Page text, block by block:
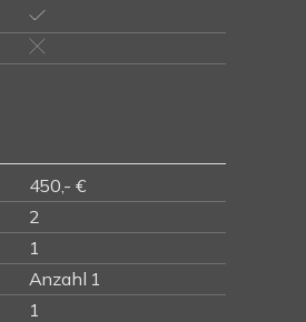
450,- €
2
1
Anzahl 1
1